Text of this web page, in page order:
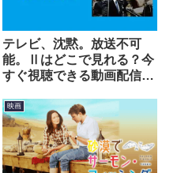
テレビ、沈黙。放送不可
能。Ⅱはどこで見れる？今
すぐ視聴できる動画配信サ
映画